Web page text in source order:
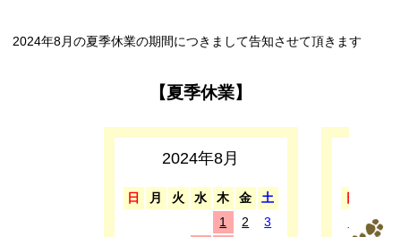
2024年8月の夏季休業の期間につきまして告知させて頂きます
【夏季休業】
2024年8月
日 月 火 水 木 金
土
1
2
3
日
2